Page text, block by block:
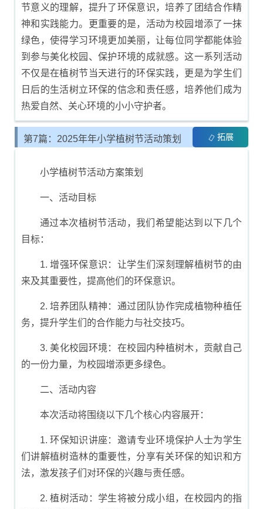
节意义的理解，提升了环保意识，培养了团结合作精
神和实践能力。更重要的是，活动为校园增添了一抹
绿色，使得学习环境更加美丽，让每位同学都能体验
到参与美化校园、保护环境的成就感。这一系列活动
不仅是在植树节当天进行的环保实践，更是为学生们
日后的生活树立环保的信念和责任感，培养他们成为
热爱自然、关心环境的小小守护者。
第7篇：2025年年小学植树节活动策划 拓展
小学植树节活动方案策划
一、活动目标
通过本次植树节活动，我们希望能达到以下几个
目标：
1. 增强环保意识：让学生们深刻理解植树节的由
来及其重要性，提高他们的环保意识。
2. 培养团队精神：通过团队协作完成植物种植任
务，提升学生们的合作能力与社交技巧。
3. 美化校园环境：在校园内种植树木，贡献自己
的一份力量，为校园增添更多绿色。
二、活动内容
本次活动将围绕以下几个核心内容展开：
1. 环保知识讲座：邀请专业环境保护人士为学生
们讲解植树造林的重要性，分享有关环保的知识和方
法，激发孩子们对环保的兴趣与责任感。
2. 植树活动：学生将被分成小组，在校园内的指